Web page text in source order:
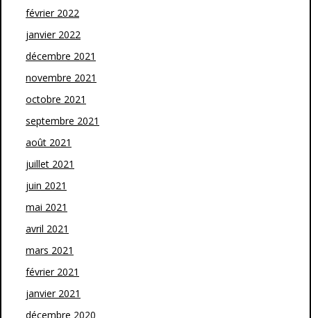
février 2022
janvier 2022
décembre 2021
novembre 2021
octobre 2021
septembre 2021
août 2021
juillet 2021
juin 2021
mai 2021
avril 2021
mars 2021
février 2021
janvier 2021
décembre 2020